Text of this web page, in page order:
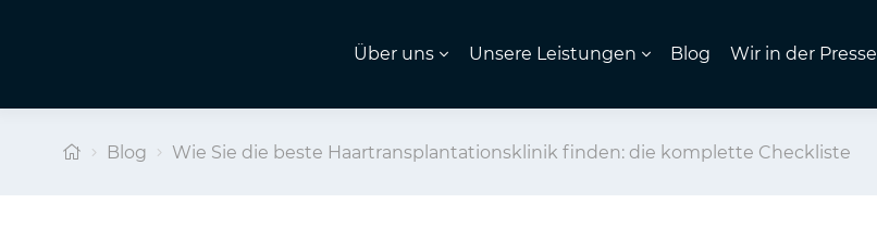
Über uns Unsere Leistungen Blog Wir in der Presse
Blog Wie Sie die beste Haartransplantationsklinik finden: die komplette Checkliste